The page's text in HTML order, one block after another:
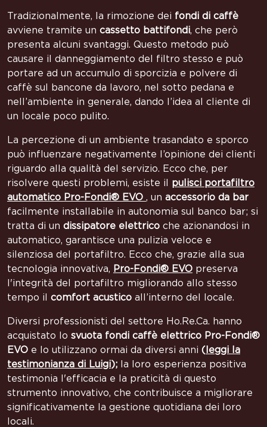
Tradizionalmente, la rimozione dei fondi di caffè
avviene tramite un cassetto battifondi, che però
presenta alcuni svantaggi. Questo metodo può
causare il danneggiamento del filtro stesso e può
portare ad un accumulo di sporcizia e polvere di
caffè sul bancone da lavoro, nel sotto pedana e
nell’ambiente in generale, dando l’idea al cliente di
un locale poco pulito.
La percezione di un ambiente trasandato e sporco
può influenzare negativamente l’opinione dei clienti
riguardo alla qualità del servizio. Ecco che, per
risolvere questi problemi, esiste il pulisci portafiltro
automatico Pro-Fondi® EVO , un accessorio da bar
facilmente installabile in autonomia sul banco bar; si
tratta di un dissipatore elettrico che azionandosi in
automatico, garantisce una pulizia veloce e
silenziosa del portafiltro. Ecco che, grazie alla sua
tecnologia innovativa, Pro-Fondi® EVO preserva
l'integrità del portafiltro migliorando allo stesso
tempo il comfort acustico all’interno del locale.
Diversi professionisti del settore Ho.Re.Ca. hanno
acquistato lo svuota fondi caffè elettrico Pro-Fondi®
EVO e lo utilizzano ormai da diversi anni (leggi la
testimonianza di Luigi); la loro esperienza positiva
testimonia l'efficacia e la praticità di questo
strumento innovativo, che contribuisce a migliorare
significativamente la gestione quotidiana dei loro
locali.